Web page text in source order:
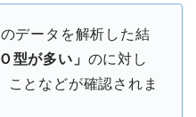
データを解析した結
型が多い」 のに対し
ことなどが確認されま